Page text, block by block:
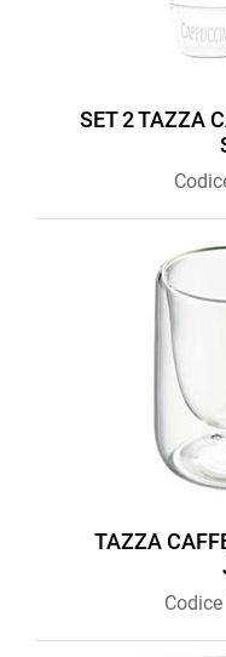
SET 2 TAZZA
TAZZA
Codice